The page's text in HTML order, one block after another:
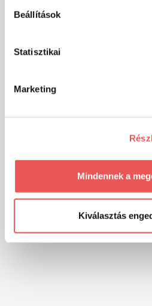
Beállítások
Statisztikai
Marketing
Mindennek a
Kiválasztás